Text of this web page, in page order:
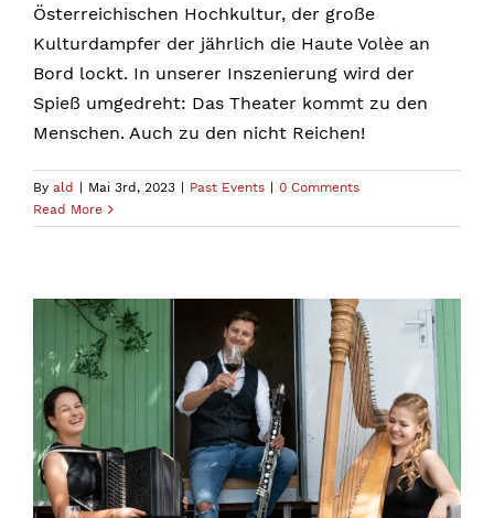
Österreichischen Hochkultur, der große
Kulturdampfer der jährlich die Haute Volèe an
Bord lockt. In unserer Inszenierung wird der
Spieß umgedreht: Das Theater kommt zu den
Menschen. Auch zu den nicht Reichen!
By ald Mai 3rd, 2023 Past Events
0 Comments
Read More